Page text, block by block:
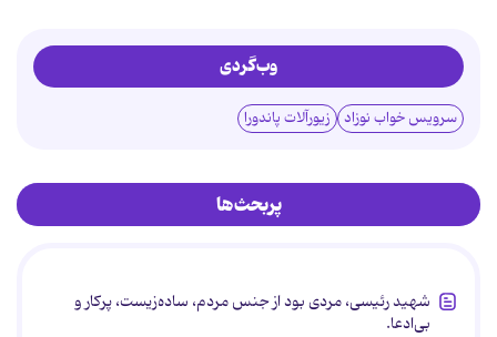
وب‌گردی
سرویس خواب نوزاد زیورآلات پاندورا
پربحث‌ها
شهید رئیسی، مردی بود از جنس مردم، ساده‌زیست، پرکار و
بی‌ادعا.